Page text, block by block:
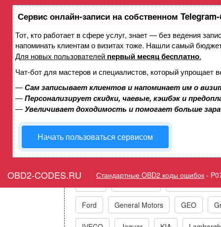
Сервис онлайн-записи на собственном
Тот, кто работает в сфере услуг, знает — без ведения
напоминать клиентам о визитах тоже. Нашли самый
Для новых пользователей первый месяц бесплатно.
Чат-бот для мастеров и специалистов, который упрощает
—Сам записывает клиентов и напоминает им о
—Персонализирует скидки, чаевые, кэшбэк и
—Увеличивает доходимость и помогает больше
Начать пользоваться сервисом
OBD2-CODES.RU Стандартные OBD2 коды ошибок -
Ошибка P07B2 Датчик/
Горит ошибка Check
Sensor/
Коды ошибок
Ford General Motors GEO